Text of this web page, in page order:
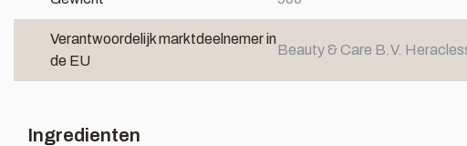
Verantwoordelijk marktdeelnemer in
de EU
Beauty & Care B.V.
Ingredienten